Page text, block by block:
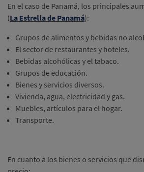
En el caso de Panamá, los principales
(La Estrella de Panamá):
Grupos de alimentos y bebidas no
El sector de restaurantes y hoteles.
Bebidas alcohólicas y el tabaco.
Grupos de educación.
Bienes y servicios diversos.
Vivienda, agua, electricidad y gas.
Muebles, artículos para el hogar.
Transporte.
En cuanto a los bienes o servicios que